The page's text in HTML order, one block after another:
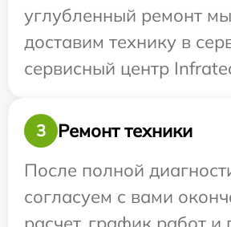
углубленный ремонт
доставим технику в
сервисный центр
3
Ремонт техники
После полной
согласуем с вами